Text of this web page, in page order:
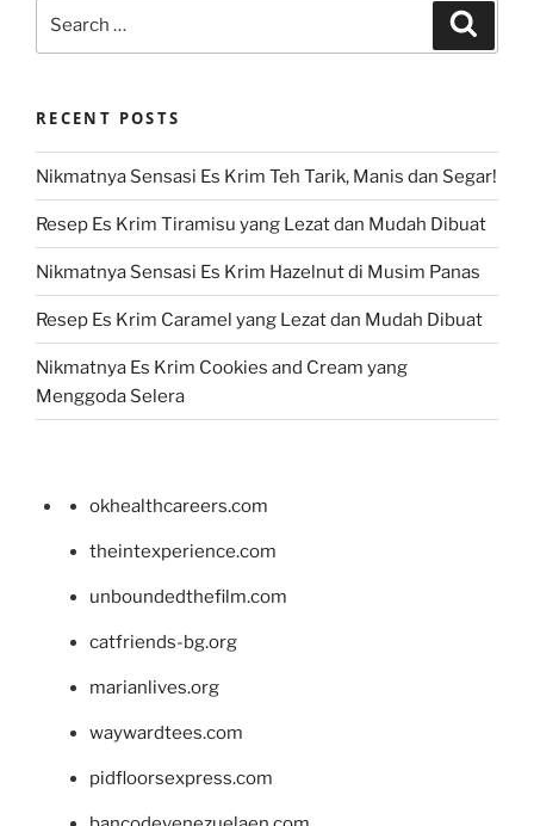
RECENT POSTS
Nikmatnya Sensasi Es Krim Teh Tarik, Manis dan Segar!
Resep Es Krim Tiramisu yang Lezat dan Mudah Dibuat
Nikmatnya Sensasi Es Krim Hazelnut di Musim Panas
Resep Es Krim Caramel yang Lezat dan Mudah Dibuat
Nikmatnya Es Krim Cookies and Cream yang
Menggoda Selera
okhealthcareers.com
theintexperience.com
unboundedthefilm.com
catfriends-bg.org
marianlives.org
waywardtees.com
pidfloorsexpress.com